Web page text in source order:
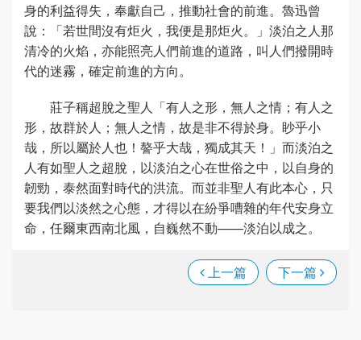
身的利益得失，奉獻自己，推動社會的前進。魯迅曾
說：「若世間沒有炬火，我便是那炬火。」淡泊之人那
清冷的火焰，亦能照亮人們前進的道路，叫人們撥開時
代的迷霧，確定前進的方向。
莊子稱超脫之聖人「有人之形，無人之情；有人之
形，故群於人；無人之情，故是非不得於身。眇乎小
哉，所以屬於人也！謷乎大哉，獨成其天！」而淡泊之
人有如聖人之超脫，以淡泊之心在世俗之中，以自身的
韌勁，泰然面對時代的洪流。而並非聖人有此本心，只
要我們以淡然之心態，才得以在紛爭嘈雜的年代安身立
命，任爾東西南北風，自巍然不動——淡泊以成之。
上一篇 下一篇